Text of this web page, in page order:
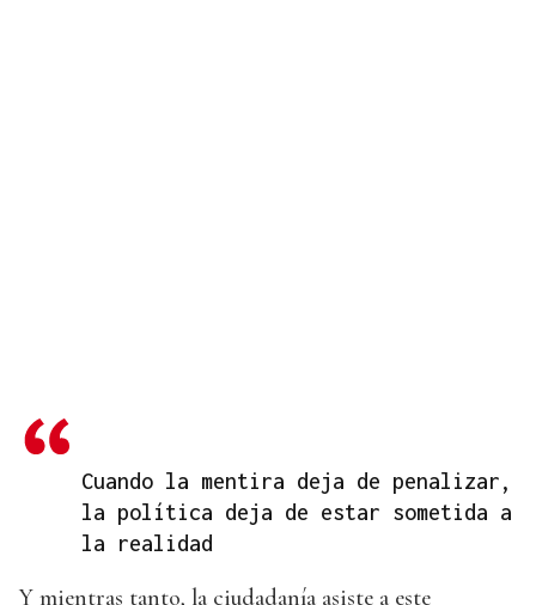
Cuando la mentira deja de penalizar,
la política deja de estar sometida a
la realidad
Y mientras tanto, la ciudadanía asiste a este